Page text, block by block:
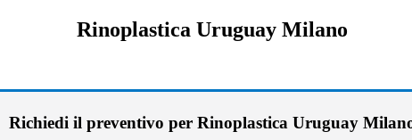
Rinoplastica Uruguay Milano
Richiedi il preventivo per Rinoplastica Uruguay